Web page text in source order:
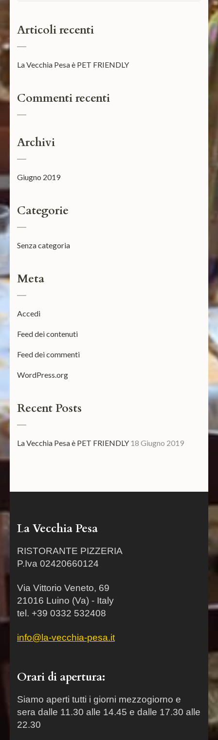
Articoli recenti
La Vecchia Pesa è PET FRIENDLY
Commenti recenti
Archivi
Giugno 2019
Categorie
Senza categoria
Meta
Accedi
Feed dei contenuti
Feed dei commenti
WordPress.org
Recent Posts
La Vecchia Pesa è PET FRIENDLY 18 Giugno 2019
La Vecchia Pesa
RISTORANTE PIZZERIA
P.Iva 02420660124
Via Vittorio Veneto, 69
21016 Luino (Va) - Italy
tel. +39 0332 532408
info@la-vecchia-pesa.it
Orari di apertura:
Siamo aperti tutti i giorni mezzogiorno e
sera dalle 11.30 alle 14.45 e dalle 17.30 alle
22.30